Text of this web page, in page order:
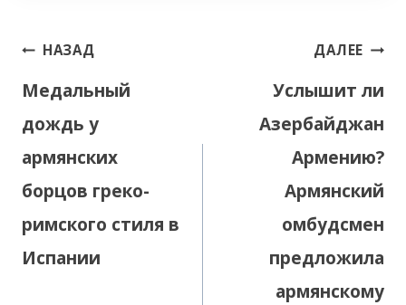
Навигация
записям
НАЗАД
Медальный
дождь у
армянских
борцов греко-
римского стиля в
Испании
ДАЛЕЕ
Услышит ли
Азербайджан
Армению?
Армянский
омбудсмен
предложила
армянскому